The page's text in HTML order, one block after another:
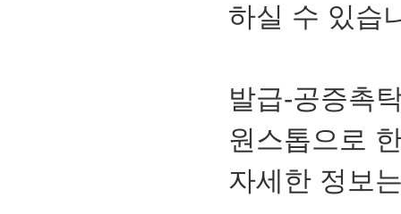
하실 수 있습
발급-공증촉
원스톱으로
자세한 정보